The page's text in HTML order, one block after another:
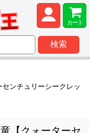
カート
検索
ンチュリーシークレッ
【クォーターセ